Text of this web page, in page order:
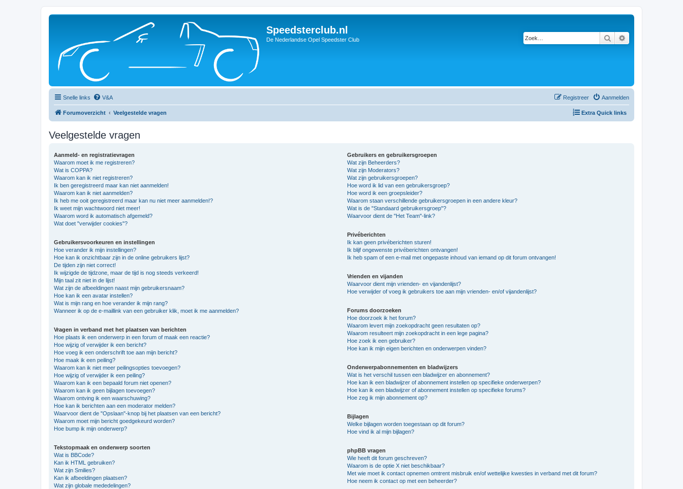
Speedsterclub.nl
De Nederlandse Opel Speedster Club Zoek
Snelle links V&A Aanmelden
Registreer
Forumoverzicht Veelgestelde vragen Extra Quick links
Veelgestelde vragen
Aanmeld- en registratievragen
Waarom moet ik me registreren?
Wat is COPPA?
Waarom kan ik niet registreren?
Ik ben geregistreerd maar kan niet aanmelden!
Waarom kan ik niet aanmelden?
Ik heb me ooit geregistreerd maar kan nu niet meer aanmelden!?
Ik weet mijn wachtwoord niet meer!
Waarom word ik automatisch afgemeld?
Wat doet "verwijder cookies"?
Gebruikersvoorkeuren en instellingen
Hoe verander ik mijn instellingen?
Hoe kan ik onzichtbaar zijn in de online gebruikers lijst?
De tijden zijn niet correct!
Ik wijzigde de tijdzone, maar de tijd is nog steeds verkeerd!
Mijn taal zit niet in de lijst!
Wat zijn de afbeeldingen naast mijn gebruikersnaam?
Hoe kan ik een avatar instellen?
Wat is mijn rang en hoe verander ik mijn rang?
Wanneer ik op de e-maillink van een gebruiker klik, moet ik me aanmelden?
Vragen in verband met het plaatsen van berichten
Hoe plaats ik een onderwerp in een forum of maak een reactie?
Hoe wijzig of verwijder ik een bericht?
Hoe voeg ik een onderschrift toe aan mijn bericht?
Hoe maak ik een peiling?
Waarom kan ik niet meer peilingsopties toevoegen?
Hoe wijzig of verwijder ik een peiling?
Waarom kan ik een bepaald forum niet openen?
Waarom kan ik geen bijlagen toevoegen?
Waarom ontving ik een waarschuwing?
Hoe kan ik berichten aan een moderator melden?
Waarvoor dient de "Opslaan"-knop bij het plaatsen van een bericht?
Waarom moet mijn bericht goedgekeurd worden?
Hoe bump ik mijn onderwerp?
Tekstopmaak en onderwerp soorten
Wat is BBCode?
Kan ik HTML gebruiken?
Wat zijn Smilies?
Kan ik afbeeldingen plaatsen?
Wat zijn globale mededelingen?
Gebruikers en gebruikersgroepen
Wat zijn Beheerders?
Wat zijn Moderators?
Wat zijn gebruikersgroepen?
Hoe word ik lid van een gebruikersgroep?
Hoe word ik een groepsleider?
Waarom staan verschillende gebruikersgroepen in een andere kleur?
Wat is de "Standaard gebruikersgroep"?
Waarvoor dient de "Het Team"-link?
Privéberichten
Ik kan geen privéberichten sturen!
Ik blijf ongewenste privéberichten ontvangen!
Ik heb spam of een e-mail met ongepaste inhoud van iemand op dit forum ontvangen!
Vrienden en vijanden
Waarvoor dient mijn vrienden- en vijandenlijst?
Hoe verwijder of voeg ik gebruikers toe aan mijn vrienden- en/of vijandenlijst?
Forums doorzoeken
Hoe doorzoek ik het forum?
Waarom levert mijn zoekopdracht geen resultaten op?
Waarom resulteert mijn zoekopdracht in een lege pagina?
Hoe zoek ik een gebruiker?
Hoe kan ik mijn eigen berichten en onderwerpen vinden?
Onderwerpabonnementen en bladwijzers
Wat is het verschil tussen een bladwijzer en abonnement?
Hoe kan ik een bladwijzer of abonnement instellen op specifieke onderwerpen?
Hoe kan ik een bladwijzer of abonnement instellen op specifieke forums?
Hoe zeg ik mijn abonnement op?
Bijlagen
Welke bijlagen worden toegestaan op dit forum?
Hoe vind ik al mijn bijlagen?
phpBB vragen
Wie heeft dit forum geschreven?
Waarom is de optie X niet beschikbaar?
Met wie moet ik contact opnemen omtrent misbruik en/of wettelijke kwesties in verband met dit forum?
Hoe neem ik contact op met een beheerder?